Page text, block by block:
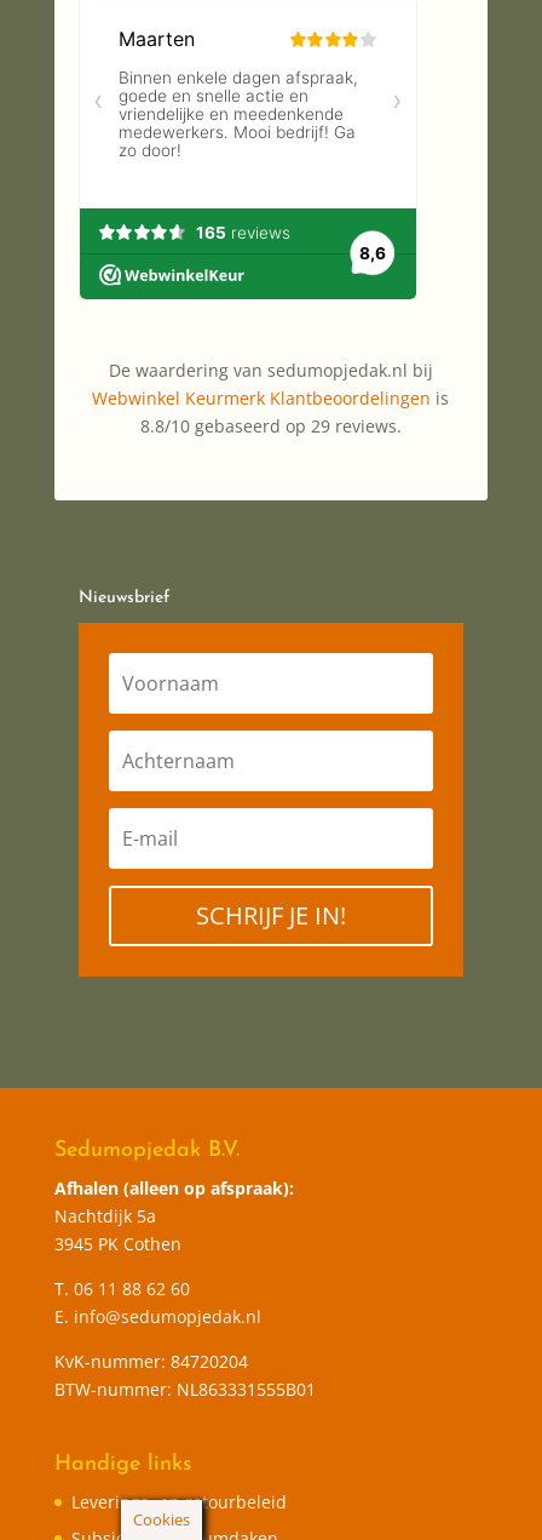
De waardering van sedumopjedak.nl bij
Webwinkel Keurmerk Klantbeoordelingen is
8.8/10 gebaseerd op 29 reviews.
Nieuwsbrief
SCHRIJF JE IN!
Sedumopjedak B.V.
Afhalen (alleen op afspraak):
Nachtdijk 5a
3945 PK Cothen
T. 06 11 88 62 60
E. info@sedumopjedak.nl
KvK-nummer: 84720204
BTW-nummer: NL863331555B01
Handige links
Leverings- en retourbeleid
Cookies